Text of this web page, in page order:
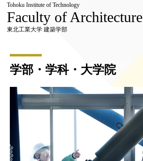
Tohoku Institute of Technology
Faculty of Architecture
東北工業大学 建築学部
学部・学科・大学院